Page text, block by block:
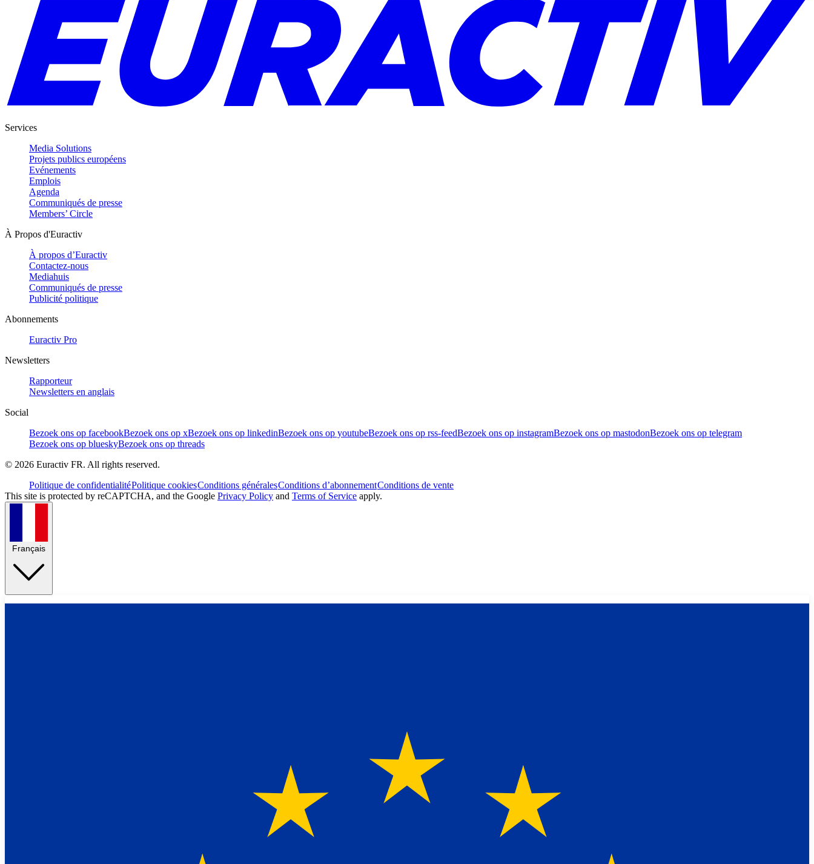
Services
Media Solutions
Projets publics européens
Evénements
Emplois
Agenda
Communiqués de presse
Members’ Circle
À Propos d'Euractiv
À propos d’Euractiv
Contactez-nous
Mediahuis
Communiqués de presse
Publicité politique
Abonnements
Euractiv Pro
Newsletters
Rapporteur
Newsletters en anglais
Social
Bezoek ons op facebookBezoek ons op xBezoek ons op linkedinBezoek ons op youtubeBezoek ons op rss-feedBezoek ons op instagramBezoek ons op mastodonBezoek ons op telegram
Bezoek ons op blueskyBezoek ons op threads
© 2026 Euractiv FR. All rights reserved.
Politique de confidentialitéPolitique cookiesConditions généralesConditions d’abonnementConditions de vente
This site is protected by reCAPTCHA, and the Google Privacy Policy and Terms of Service apply.
Français